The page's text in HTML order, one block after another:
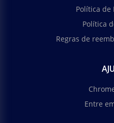
Política de
Política
Regras de
Entre